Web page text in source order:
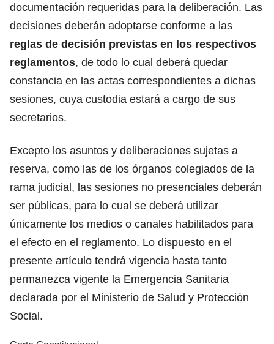
documentación requeridas para la deliberación. Las
decisiones deberán adoptarse conforme a las
reglas de decisión previstas en los respectivos
reglamentos, de todo lo cual deberá quedar
constancia en las actas correspondientes a dichas
sesiones, cuya custodia estará a cargo de sus
secretarios.
Excepto los asuntos y deliberaciones sujetas a
reserva, como las de los órganos colegiados de la
rama judicial, las sesiones no presenciales deberán
ser públicas, para lo cual se deberá utilizar
únicamente los medios o canales habilitados para
el efecto en el reglamento. Lo dispuesto en el
presente artículo tendrá vigencia hasta tanto
permanezca vigente la Emergencia Sanitaria
declarada por el Ministerio de Salud y Protección
Social.